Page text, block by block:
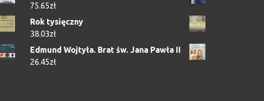
75.65zł
Rok tysięczny
38.03zł
Edmund Wojtyła. Brat św. Jana Pawła II
26.45zł